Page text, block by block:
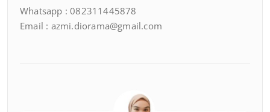
Whatsapp : 082311445878
Email : azmi.diorama@gmail.com